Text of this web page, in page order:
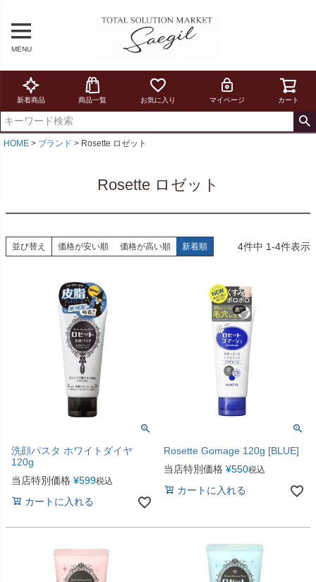
MENU
新着商品 商品一覧 お気に入り マイページ カート
HOME ブランド Rosette ロゼット
Rosette ロゼット
並び替え 価格が安い順 価格が高い順 新着順 4件中 1-4件表示
洗顔パスタ ホワイトダイヤ
120g
当店特別価格 ¥599税込
カートに入れる
Rosette Gomage 120g [BLUE]
当店特別価格 ¥550税込
カートに入れる